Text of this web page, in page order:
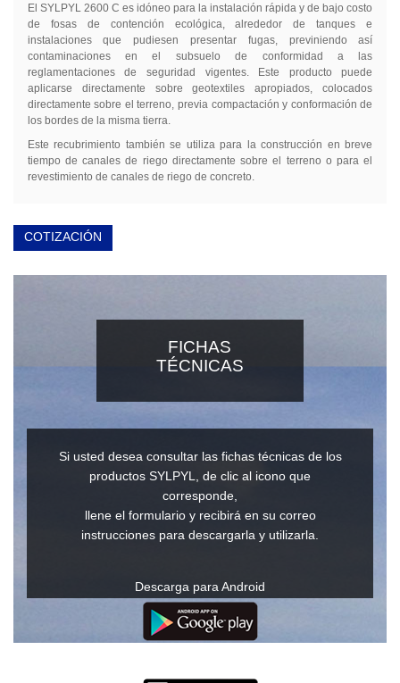
El SYLPYL 2600 C es idóneo para la instalación rápida y de bajo costo
de fosas de contención ecológica, alrededor de tanques e
instalaciones que pudiesen presentar fugas, previniendo así
contaminaciones en el subsuelo de conformidad a las
reglamentaciones de seguridad vigentes. Este producto puede
aplicarse directamente sobre geotextiles apropiados, colocados
directamente sobre el terreno, previa compactación y conformación de
los bordes de la misma tierra.
Este recubrimiento también se utiliza para la construcción en breve
tiempo de canales de riego directamente sobre el terreno o para el
revestimiento de canales de riego de concreto.
COTIZACIÓN
FICHAS
TÉCNICAS
Si usted desea consultar las fichas técnicas de los
productos SYLPYL, de clic al icono que
corresponde,
llene el formulario y recibirá en su correo
instrucciones para descargarla y utilizarla.
Descarga para Android